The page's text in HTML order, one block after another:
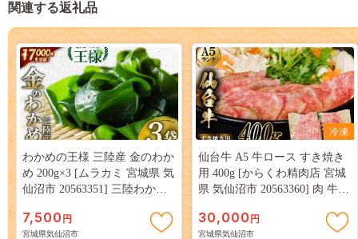
関連する返礼品
わかめの王様 三陸産 金のわか
め 200g×3 [ムラカミ 宮城県 気
仙沼市 20563351] 三陸わかめ
若芽 小分け
7,500 円
宮城県気仙沼市
冷凍
仙台牛 A5 牛ロース すき焼き
用 400g [からくわ精肉店 宮城
県 気仙沼市 20563360] 肉 牛肉
30,000 円
宮城県気仙沼市